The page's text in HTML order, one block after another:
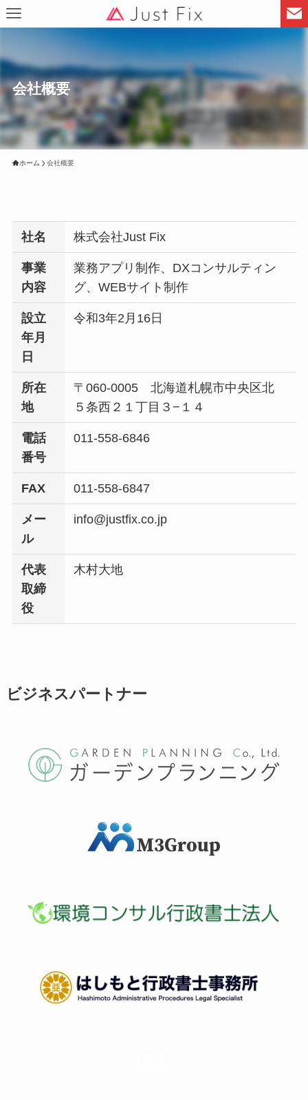
会社概要
ホーム 会社概要
社名 株式会社Just Fix
事業
内容
業務アプリ制作、DXコンサルティン
グ、WEBサイト制作
設立
年月
日
令和3年2月16日
所在
地
〒060-0005 北海道札幌市中央区北
５条西２１丁目３−１４
電話
番号
011-558-6846
FAX 011-558-6847
メー
ル
info@justfix.co.jp
代表
取締
役
木村大地
ビジネスパートナー